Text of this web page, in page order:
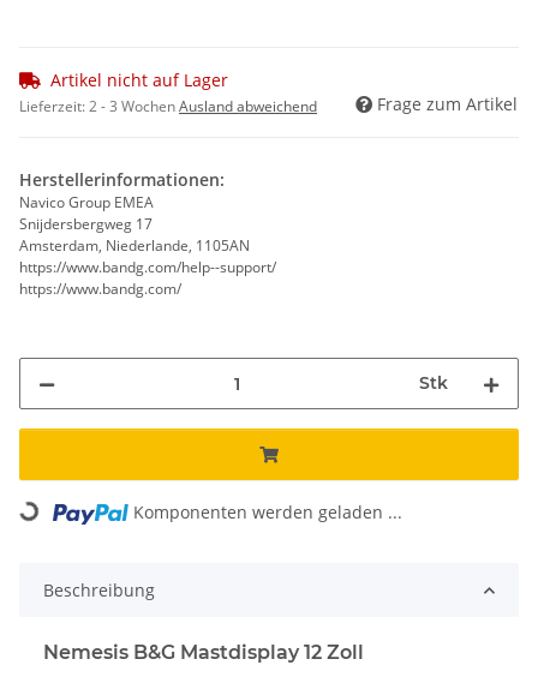
Artikel nicht auf Lager
Lieferzeit:2 - 3 WochenAusland abweichend Frage zum Artikel
Herstellerinformationen:
Navico Group EMEA
Snijdersbergweg 17
Amsterdam, Niederlande, 1105AN
https://www.bandg.com/help--support/
https://www.bandg.com/
Stk
Loading... Komponenten werden geladen ...
Beschreibung
Nemesis B&G Mastdisplay 12 Zoll